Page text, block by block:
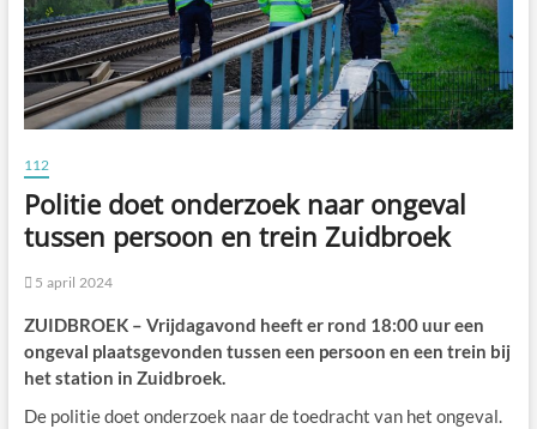
112
Politie doet onderzoek naar ongeval
tussen persoon en trein Zuidbroek
5 april 2024
ZUIDBROEK – Vrijdagavond heeft er rond 18:00 uur een
ongeval plaatsgevonden tussen een persoon en een trein bij
het station in Zuidbroek.
De politie doet onderzoek naar de toedracht van het ongeval.